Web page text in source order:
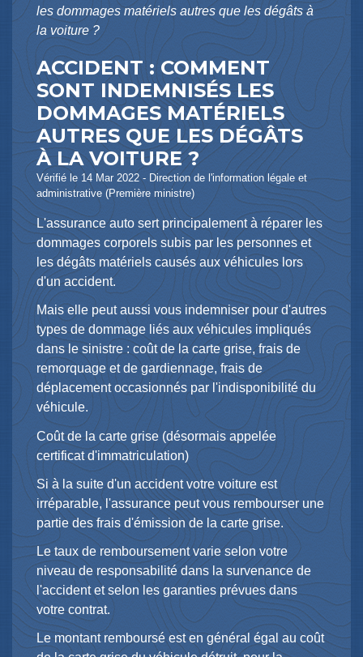
les dommages matériels autres que les dégâts à
la voiture ?
ACCIDENT : COMMENT
SONT INDEMNISÉS LES
DOMMAGES MATÉRIELS
AUTRES QUE LES DÉGÂTS
À LA VOITURE ?
Vérifié le 14 Mar 2022 - Direction de l'information légale et
administrative (Première ministre)
L'assurance auto sert principalement à réparer les
dommages corporels subis par les personnes et
les dégâts matériels causés aux véhicules lors
d'un accident.
Mais elle peut aussi vous indemniser pour d'autres
types de dommage liés aux véhicules impliqués
dans le sinistre : coût de la carte grise, frais de
remorquage et de gardiennage, frais de
déplacement occasionnés par l'indisponibilité du
véhicule.
Coût de la carte grise (désormais appelée
certificat d'immatriculation)
Si à la suite d'un accident votre voiture est
irréparable, l'assurance peut vous rembourser une
partie des frais d'émission de la carte grise.
Le taux de remboursement varie selon votre
niveau de responsabilité dans la survenance de
l'accident et selon les garanties prévues dans
votre contrat.
Le montant remboursé est en général égal au coût